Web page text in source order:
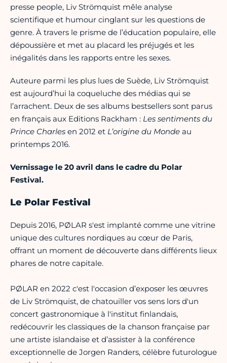
presse people, Liv Strömquist mêle analyse
scientifique et humour cinglant sur les questions de
genre. À travers le prisme de l’éducation populaire, elle
dépoussière et met au placard les préjugés et les
inégalités dans les rapports entre les sexes.
Auteure parmi les plus lues de Suède, Liv Strömquist
est aujourd’hui la coqueluche des médias qui se
l’arrachent. Deux de ses albums bestsellers sont parus
en français aux Editions Rackham : Les sentiments du
Prince Charles en 2012 et L’origine du Monde au
printemps 2016.
Vernissage le 20 avril dans le cadre du Polar
Festival.
Le Polar Festival
Depuis 2016, PØLAR s'est implanté comme une vitrine
unique des cultures nordiques au cœur de Paris,
offrant un moment de découverte dans différents lieux
phares de notre capitale.
PØLAR en 2022 c'est l'occasion d’exposer les œuvres
de Liv Strömquist, de chatouiller vos sens lors d'un
concert gastronomique à l'institut finlandais,
redécouvrir les classiques de la chanson française par
une artiste islandaise et d’assister à la conférence
exceptionnelle de Jorgen Randers, célèbre futurologue